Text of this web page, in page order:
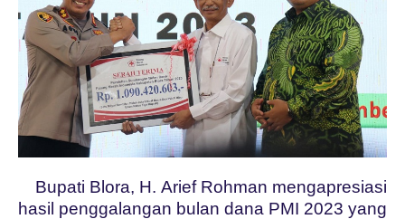
Bupati Blora, H. Arief Rohman mengapresiasi
hasil penggalangan bulan dana PMI 2023 yang